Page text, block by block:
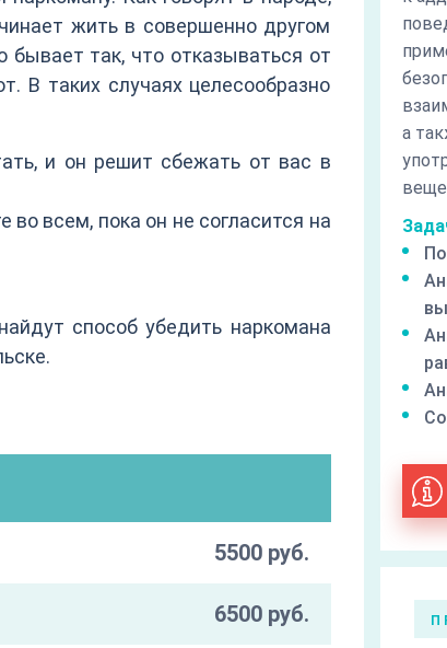
жить в совершенно другом
бывает так, что отказываться от
В таких случаях целесообразно
и он решит сбежать от вас в
во всем, пока он не согласится на
способ убедить наркомана
5500 руб.
6500 руб.
а